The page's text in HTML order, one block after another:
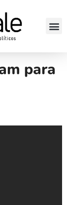
para